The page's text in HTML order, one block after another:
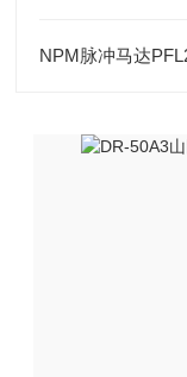
NPM脉冲马达